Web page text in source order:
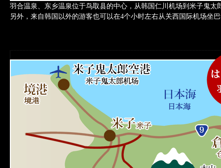
羽合温泉、东乡温泉位于鸟取县的中心，从韩国仁川机场到米子鬼太
另外，来自韩国以外的游客也可以在4个小时左右从关西国际机场坐